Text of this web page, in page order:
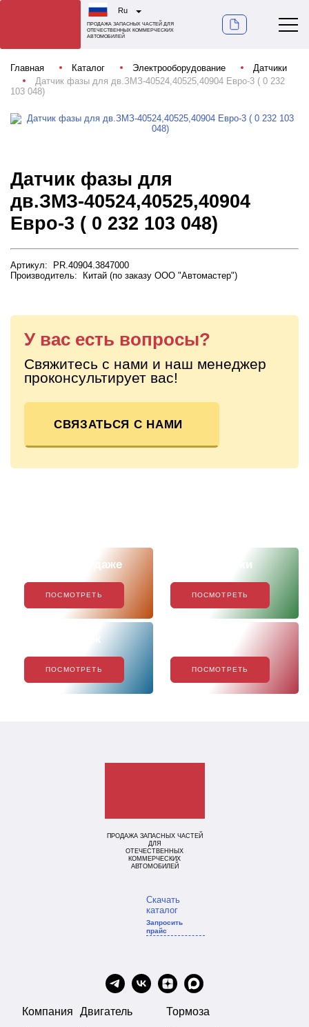
Ru
ПРОДАЖА ЗАПАСНЫХ ЧАСТЕЙ ДЛЯ
ОТЕЧЕСТВЕННЫХ КОММЕРЧЕСКИХ
АВТОМОБИЛЕЙ
Главная Каталог Электрооборудование
Датчики
Датчик фазы для дв.ЗМЗ-40524,40525,40904 Евро-3 ( 0 232
103 048)
Датчик фазы для
дв.ЗМЗ-40524,40525,40904
Евро-3 ( 0 232 103 048)
Артикул: PR.40904.3847000
Производитель: Китай (по заказу ООО "Автомастер")
У вас есть вопросы?
Свяжитесь с нами и наш менеджер
проконсультирует вас!
СВЯЗАТЬСЯ С НАМИ
Скоро в продаже
ПОСМОТРЕТЬ
Наши новинки
ПОСМОТРЕТЬ
ПОСМОТРЕТЬ ПОСМОТРЕТЬ
ПРОДАЖА ЗАПАСНЫХ ЧАСТЕЙ
ДЛЯ
ОТЕЧЕСТВЕННЫХ
КОММЕРЧЕСКИХ
АВТОМОБИЛЕЙ
Скачать
каталог
Запросить
прайс
Компания
Двигатель
Тормоза